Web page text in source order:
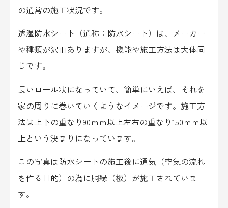
の通常の施工状況です。
透湿防水シート（通称：防水シート）は、メーカー
や種類が沢山ありますが、機能や施工方法は大体同
じです。
長いロール状になっていて、簡単にいえば、それを
家の周りに巻いていくようなイメージです。施工方
法は上下の重なり90ｍｍ以上左右の重なり150ｍｍ以
上という決まりになっています。
この写真は防水シートの施工後に通気（空気の流れ
を作る目的）の為に胴縁（板）が施工されていま
す。